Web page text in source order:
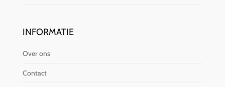
INFORMATIE
Over ons
Contact